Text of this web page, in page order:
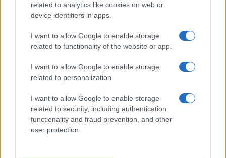
related to analytics like cookies on web or
device identifiers in apps.
I want to allow Google to enable storage
related to functionality of the website or app.
I want to allow Google to enable storage
related to personalization.
I want to allow Google to enable storage
related to security, including authentication
functionality and fraud prevention, and other
user protection.
Identifica y elimina suscripciones, fees y compras impulsivas
FINANZAS